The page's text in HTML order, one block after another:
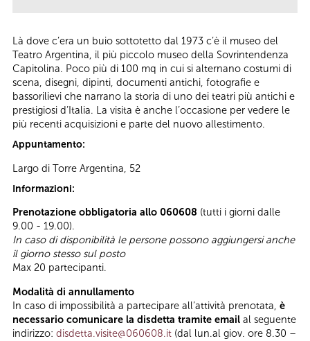
Là dove c’era un buio sottotetto dal 1973 c’è il museo del
Teatro Argentina, il più piccolo museo della Sovrintendenza
Capitolina. Poco più di 100 mq in cui si alternano costumi di
scena, disegni, dipinti, documenti antichi, fotografie e
bassorilievi che narrano la storia di uno dei teatri più antichi e
prestigiosi d’Italia. La visita è anche l’occasione per vedere le
più recenti acquisizioni e parte del nuovo allestimento.
Appuntamento:
Largo di Torre Argentina, 52
Informazioni:
Prenotazione obbligatoria allo 060608 (tutti i giorni dalle
9.00 - 19.00).
In caso di disponibilità le persone possono aggiungersi anche
il giorno stesso sul posto
Max 20 partecipanti.
Modalità di annullamento
In caso di impossibilità a partecipare all’attività prenotata, è
necessario comunicare la disdetta tramite email al seguente
indirizzo: disdetta.visite@060608.it (dal lun.al giov. ore 8.30 –